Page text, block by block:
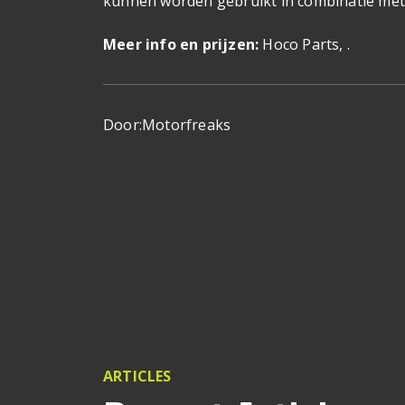
Meer info en prijzen: Hoco Parts, .
Door:Motorfreaks
ARTICLES